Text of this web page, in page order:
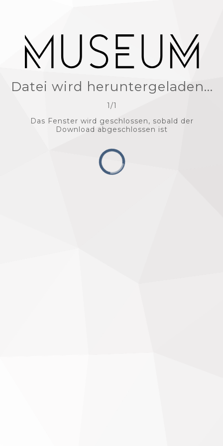
Datei wird heruntergeladen...
1 /1
Das Fenster wird geschlossen, sobald der
Download abgeschlossen ist